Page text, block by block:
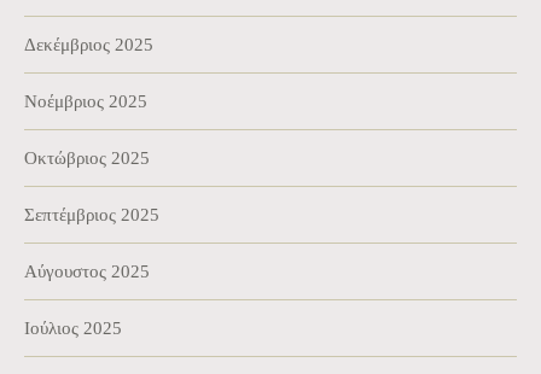
Δεκέμβριος 2025
Νοέμβριος 2025
Οκτώβριος 2025
Σεπτέμβριος 2025
Αύγουστος 2025
Ιούλιος 2025